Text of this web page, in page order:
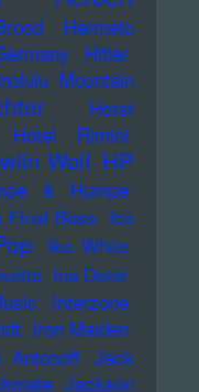
Hermeto
Hitler
Mountain
Horst
Hotel Rimini
Wolf HP
& Humpe
Final Boss Ice
Ike White
Ina Deter
Interzone
Iron Maiden
Antonoff Jack
Jackson